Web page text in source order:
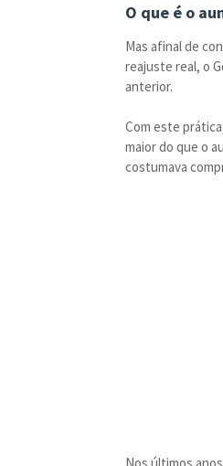
O que é o
Mas afinal de
reajuste real, o
anterior.
Com este
maior do que o
costumava